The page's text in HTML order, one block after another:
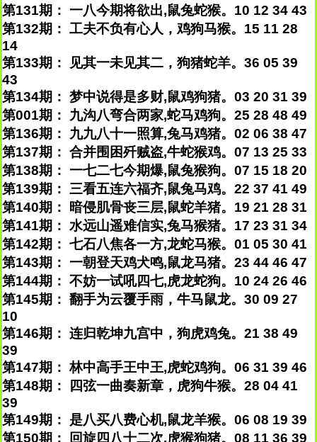
第131期： 一八今期将欲出,鼠兔蛇猴。10 12 34 43
第132期： 工夫不负有心人，鸡狗马猴。15 11 28
14
第133期： 见其一未见其二，狗猪蛇羊。36 05 39
43
第134期： 梦中说得是多财,鼠鸡狗猪。03 20 31 39
第001期： 九沟八弯合两家,蛇马鸡狗。25 28 48 49
第136期： 九九八十一照算,兔马鸡猪。02 06 38 47
第137期： 合并围困歼贼盗,牛蛇猴鸡。07 13 25 33
第138期： 一七二七今期爆,鼠兔猴狗。07 15 18 20
第139期： 三看五连六福齐,鼠兔马鸡。22 37 41 49
第140期： 暗侵肌骨丧三层,鼠蛇羊猪。19 21 28 31
第141期： 水远山遥难信实,兔马猴猪。17 23 31 34
第142期： 七石八焦各一方,龙蛇马猴。01 05 30 41
第143期： 一朝登天鸡犬鸣,鼠龙马猪。23 44 46 47
第144期： 不妨一试吼四七,虎龙蛇狗。10 24 26 46
第145期： 翻手为云覆手雨，牛马鼠龙。30 09 27
10
第146期： 连归乾坤九宫中，狗虎鸡兔。21 38 49
39
第147期： 林中高手王中王,虎蛇鸡狗。06 31 39 46
第148期： 四弦一曲奏新章，虎狗牛猴。28 04 41
39
第149期： 是八买八费心机,鼠龙羊猴。06 08 19 39
第150期： 回旋四八十二次,虎猴狗猪。08 11 36 39